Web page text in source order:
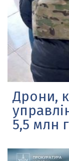
Дрони,
5,5 млн